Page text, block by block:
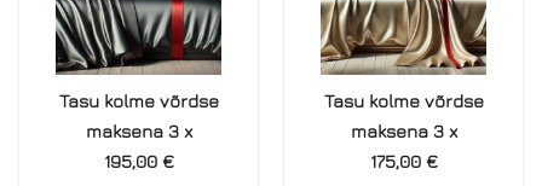
Tasu kolme võrdse
maksena 3 x
195,00 €
Tasu kolme võrdse
maksena 3 x
175,00 €